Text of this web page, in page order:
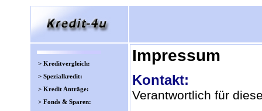
> Kreditvergleich:
> Spezialkredit:
> Kredit Anträge:
> Fonds & Sparen:
Impressum
Kontakt:
Verantwortlich für